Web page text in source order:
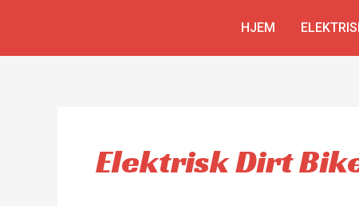
HJEM
Elektrisk Dirt